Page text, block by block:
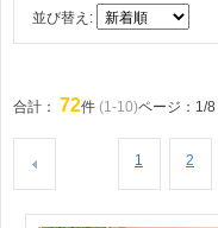
並び替え:
合計： 72件 (1-10)ページ：1/8
1 2